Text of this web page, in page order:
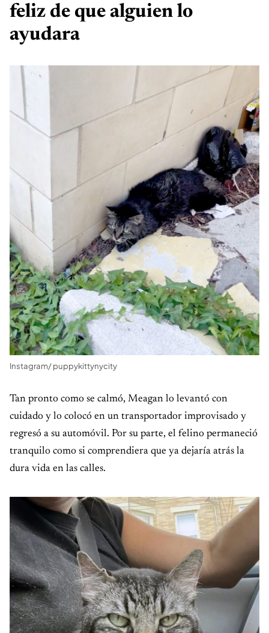
feliz de que alguien lo
ayudara
Instagram/ puppykittynycity
Tan pronto como se calmó, Meagan lo levantó con
cuidado y lo colocó en un transportador improvisado y
regresó a su automóvil. Por su parte, el felino permaneció
tranquilo como si comprendiera que ya dejaría atrás la
dura vida en las calles.